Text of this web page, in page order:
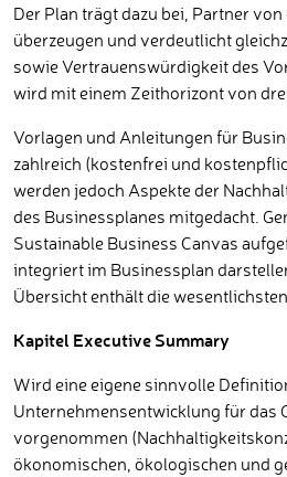
Der Plan trägt dazu bei, Partner
überzeugen und verdeutlicht
sowie Vertrauenswürdigkeit des
wird mit einem Zeithorizont von
Vorlagen und Anleitungen für
zahlreich (kostenfrei und
werden jedoch Aspekte der
des Businessplanes mitgedacht.
Sustainable Business Canvas
integriert im Businessplan
Übersicht enthält die wesentlichsten
Kapitel Executive Summary
Wird eine eigene sinnvolle
Unternehmensentwicklung für das
vorgenommen
ökonomischen, ökologischen und